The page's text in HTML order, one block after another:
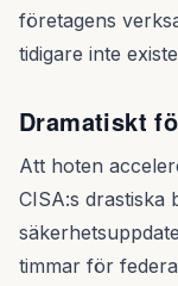
företagens
tidigare inte
Dramatiskt
Att hoten
CISA:s
timmar för